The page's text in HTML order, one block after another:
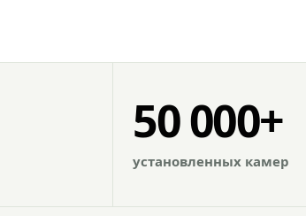
50 000+
установленных камер